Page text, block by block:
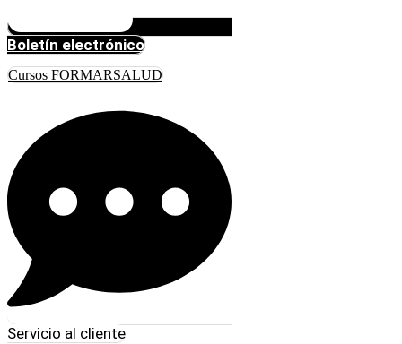
Boletín electrónico
Cursos FORMARSALUD
Servicio al cliente